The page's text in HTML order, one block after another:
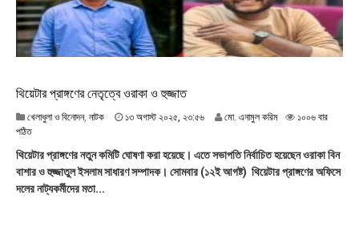
থিয়েটার প্রাঙ্গণের নেতৃত্বে ওরাকা ও হুজ্জাত
খেলাধুলা ও বিনোদন, নাটক ১৩ অগাস্ট ২০২৫, ২৩:৫৬
গা
স্ট
মো. এনামুল করিম
১০০৬ বার
পঠিত
থিয়েটার প্রাঙ্গণের নতুন কমিটি ঘোষণা করা হয়েছে। এতে সভাপতি নির্বাচিত হয়েছেন ওরাকা বিন
বাশার ও হুজ্জাতুল ইসলাম সাধারণ সম্পাদক। সোমবার (১২ই আগষ্ট) থিয়েটার প্রাঙ্গণের অফিসে
দলের নাট্যকর্মীদের মতা...